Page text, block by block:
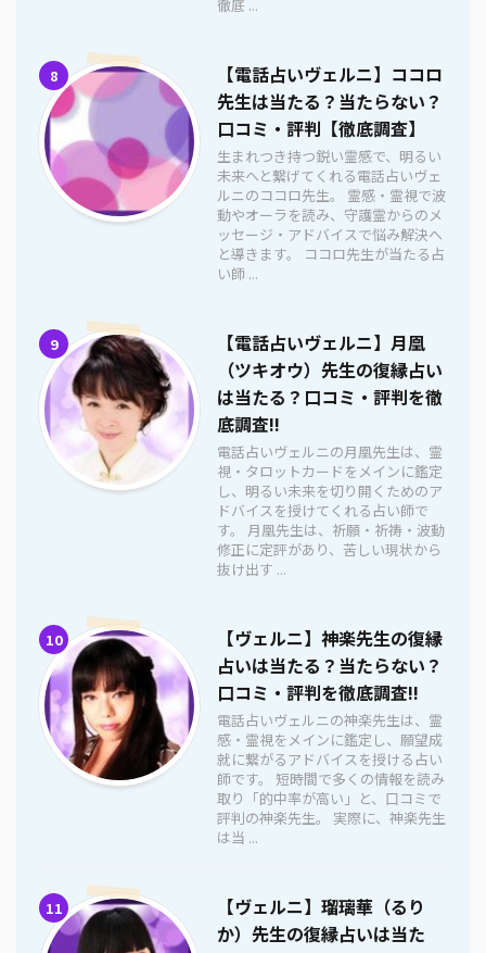
徹底 ...
8
【電話占いヴェルニ】ココロ
先生は当たる？当たらない？
口コミ・評判【徹底調査】
生まれつき持つ鋭い霊感で、明るい
未来へと繋げてくれる電話占いヴェ
ルニのココロ先生。 霊感・霊視で波
動やオーラを読み、守護霊からのメ
ッセージ・アドバイスで悩み解決へ
と導きます。 ココロ先生が当たる占
い師 ...
9
【電話占いヴェルニ】月凰
（ツキオウ）先生の復縁占い
は当たる？口コミ・評判を徹
底調査!!
電話占いヴェルニの月凰先生は、霊
視・タロットカードをメインに鑑定
し、明るい未来を切り開くためのア
ドバイスを授けてくれる占い師で
す。 月凰先生は、祈願・祈祷・波動
修正に定評があり、苦しい現状から
抜け出す ...
10
【ヴェルニ】神楽先生の復縁
占いは当たる？当たらない？
口コミ・評判を徹底調査!!
電話占いヴェルニの神楽先生は、霊
感・霊視をメインに鑑定し、願望成
就に繋がるアドバイスを授ける占い
師です。 短時間で多くの情報を読み
取り「的中率が高い」と、口コミで
評判の神楽先生。 実際に、神楽先生
は当 ...
11
【ヴェルニ】瑠璃華（るり
か）先生の復縁占いは当た